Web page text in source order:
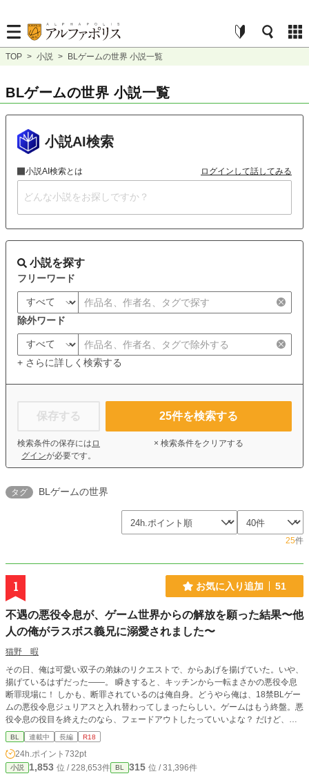
TOP > 小説 > BLゲームの世界 小説一覧
BLゲームの世界 小説一覧
小説AI検索
小説AI検索とは ログインして話してみる
小説を探す
フリーワード
除外ワード
+ さらに詳しく検索する
保存する
検索条件の保存には ロ
グインが必要です。
25件を検索する
× 検索条件をクリアする
タグ BLゲームの世界
25件
1 お気に入り追加 51
不遇の悪役令息が、ゲーム世界からの解放を願った結果〜他
人の俺がラスボス義兄に溺愛されました〜
猫野 暇
その日、俺は可愛い双子の弟妹のリクエストで、からあげを揚げていた。いや、
揚げているはずだった――。 瞬きすると、キッチンから一転まさかの悪役令息
断罪現場に！ しかも、断罪されているのは俺自身。どうやら俺は、18禁BLゲー
ムの悪役令息ジュリアスと入れ替わってしまったらしい。ゲームはもう終盤。悪
役令息の役目を終えたのなら、フェードアウトしたっていいよな？ だけど、公
爵邸に行ってみたら、本当のジュリアスについて知ることになったんだ。 誰だ
よ、こんな世界をつくった奴は！ 怒りで爆誕してしまった魔王……じゃなく
て、美丈夫の公爵（ジュリアス兄）と一緒に真相を探ることに。 異世界の距離
感に戸惑いつつも、その生活に慣れていく。ジュリアスを守るために、新たな婚
BL 連載中 長編 R18
24h.ポイント 732pt
小説 1,853 位 / 228,653件 BL 315 位 / 31,396件